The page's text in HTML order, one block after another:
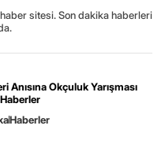
sitesi. Son dakika haberleri
Okçuluk Yarışması
Haberler